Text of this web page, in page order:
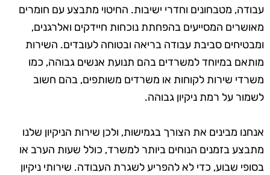
עבודה, מטבחונים וחדרי ישיבות. החיטוי מתבצע עם חומרים
מאושרים המסייעים בהפחתת נוכחות חיידקים ואלרגנים,
ומבטיחים סביבת עבודה בריאה ובטוחה לעובדים. השירות
מותאם במיוחד למשרדים בהם תנועת אנשים גבוהה, כמו
משרדי שירות לקוחות או משרדים משותפים, בהם חשוב
לשמור על רמת ניקיון גבוהה.
אנחנו מבינים את הצורך בגמישות, ולכן שירות הניקיון שלנו
מתבצע בזמנים הנוחים ביותר למשרד, כולל שעות הערב או
בסופי שבוע, כדי לא להפריע לשגרת העבודה. שירותי ניקיון